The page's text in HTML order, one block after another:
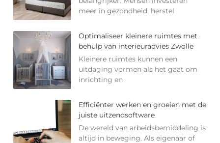
meer in gezondheid, herstel
Optimaliseer kleinere ruimtes met
behulp van interieuradvies Zwolle
Kleinere ruimtes kunnen een
uitdaging vormen als het gaat om
inrichting en
Efficiënter werken en groeien met de
juiste uitzendsoftware
De wereld van arbeidsbemiddeling is
altijd in beweging. Als eigenaar of